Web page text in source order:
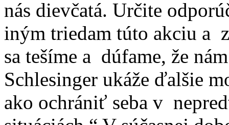
nás dievčatá. Určite
iným triedam túto akciu a
sa tešíme a dúfame, že
Schlesinger ukáže ďalšie
ako ochrániť seba v